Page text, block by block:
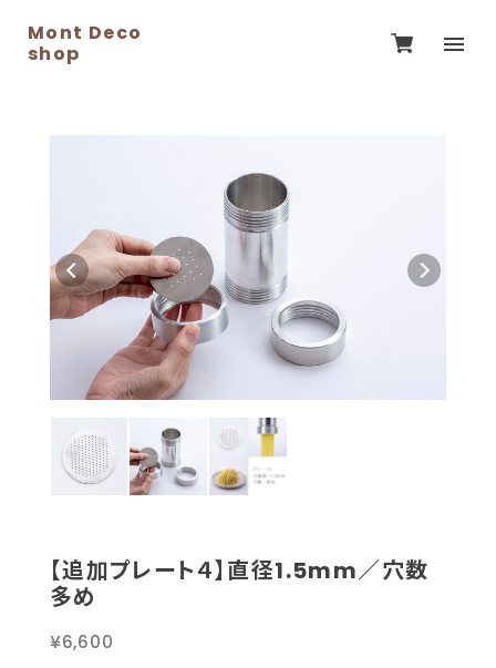
Mont Deco
shop
【追加プレート４】直径1.5mm／穴数
多め
¥6,600